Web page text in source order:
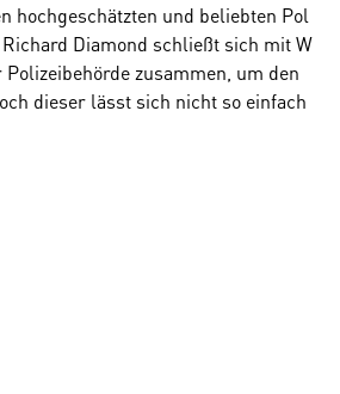
hochgeschätzten und beliebten Pol
Diamond schließt sich mit W
zusammen, um den
dieser lässt sich nicht so einfach